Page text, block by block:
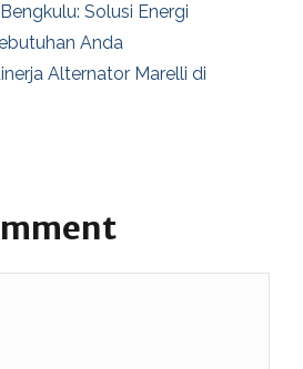
Solusi Energi
Anda
Alternator Marelli di